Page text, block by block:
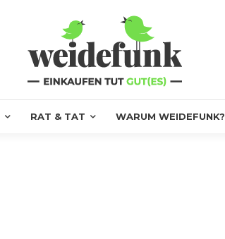
RAT & TAT WARUM WEIDEFUNK?